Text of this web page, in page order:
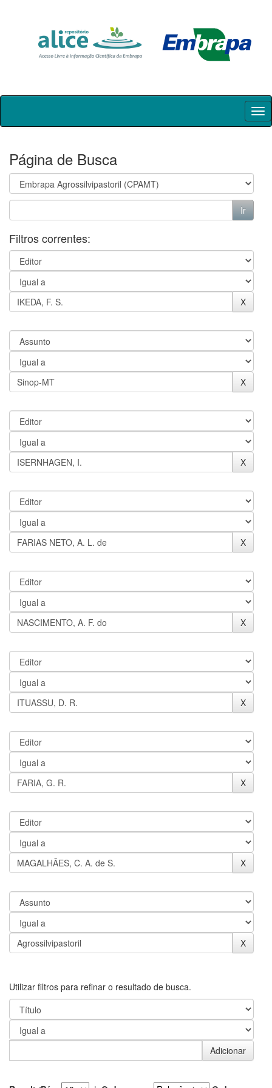
Skip
Página de Busca
Filtros correntes:
Utilizar filtros para refinar o resultado de busca.